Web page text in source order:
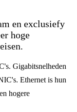
en exclusiefy
hoge
Gigabitsnelheden
Ethernet is hun
hogere